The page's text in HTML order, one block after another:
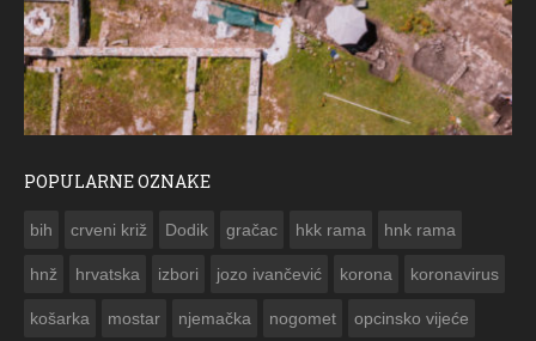
POPULARNE OZNAKE
bih crveni križ Dodik gračac hkk rama hnk rama
hnž hrvatska izbori jozo ivančević korona koronavirus
košarka mostar njemačka nogomet opcinsko vijeće